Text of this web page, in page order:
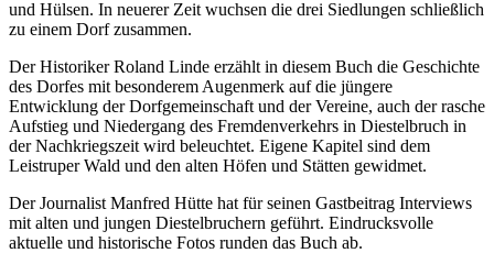
und Hülsen. In neuerer Zeit wuchsen die drei Siedlungen schließlich
zu einem Dorf zusammen.
Der Historiker Roland Linde erzählt in diesem Buch die Geschichte
des Dorfes mit besonderem Augenmerk auf die jüngere
Entwicklung der Dorfgemeinschaft und der Vereine, auch der rasche
Aufstieg und Niedergang des Fremdenverkehrs in Diestelbruch in
der Nachkriegszeit wird beleuchtet. Eigene Kapitel sind dem
Leistruper Wald und den alten Höfen und Stätten gewidmet.
Der Journalist Manfred Hütte hat für seinen Gastbeitrag Interviews
mit alten und jungen Diestelbruchern geführt. Eindrucksvolle
aktuelle und historische Fotos runden das Buch ab.